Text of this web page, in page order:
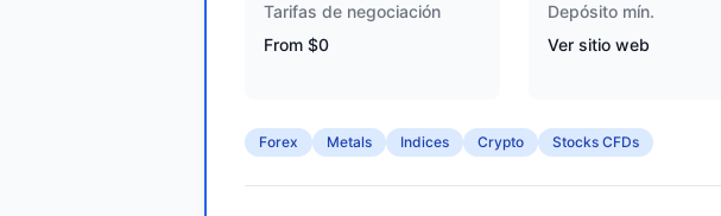
Tarifas de negociación
From $0
Depósito mín.
Ver sitio web
Forex Metals Indices Crypto Stocks CFDs